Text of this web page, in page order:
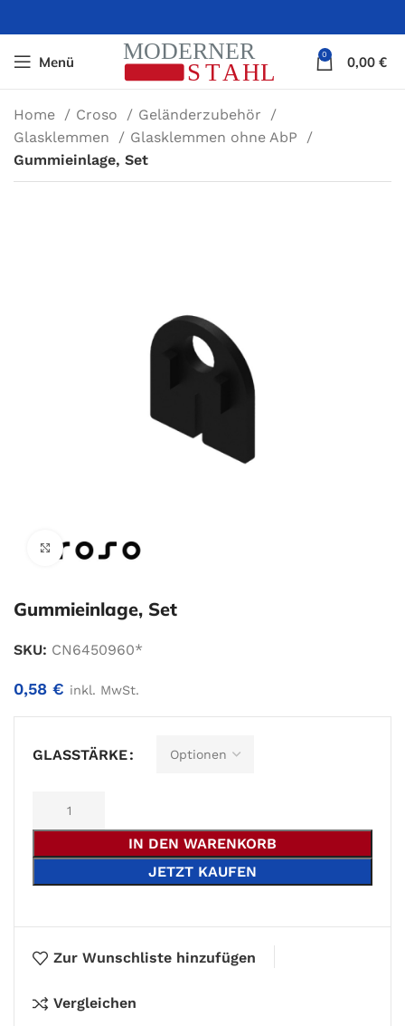
Menü 0 0,00 €
Home Croso
Geländerzubehör
Glasklemmen
Glasklemmen ohne AbP
Gummieinlage, Set
Zum Vergrößern klicken
Gummieinlage, Set
SKU: CN6450960*
0,58 € inkl. MwSt.
GLASSTÄRKE
IN DEN WARENKORB
JETZT KAUFEN
Alternative:
Zur Wunschliste hinzufügen
Vergleichen